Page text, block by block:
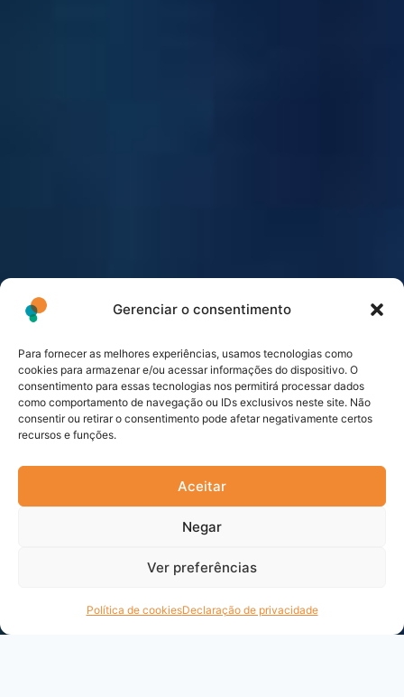
Gerenciar o consentimento
Para fornecer as melhores experiências, usamos tecnologias como
cookies para armazenar e/ou acessar informações do dispositivo. O
consentimento para essas tecnologias nos permitirá processar dados
como comportamento de navegação ou IDs exclusivos neste site. Não
consentir ou retirar o consentimento pode afetar negativamente certos
recursos e funções.
Aceitar
Negar
Ver preferências
Política de cookiesDeclaração de privacidade